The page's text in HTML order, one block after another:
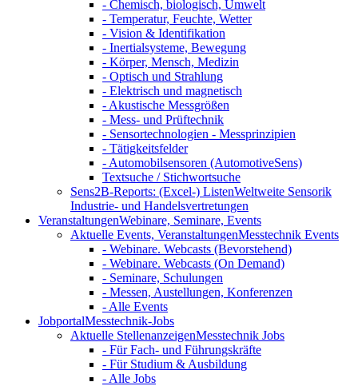
- Chemisch, biologisch, Umwelt
- Temperatur, Feuchte, Wetter
- Vision & Identifikation
- Inertialsysteme, Bewegung
- Körper, Mensch, Medizin
- Optisch und Strahlung
- Elektrisch und magnetisch
- Akustische Messgrößen
- Mess- und Prüftechnik
- Sensortechnologien - Messprinzipien
- Tätigkeitsfelder
- Automobilsensoren (AutomotiveSens)
Textsuche / Stichwortsuche
Sens2B-Reports: (Excel-) ListenWeltweite Sensorik
Industrie- und Handelsvertretungen
VeranstaltungenWebinare, Seminare, Events
Aktuelle Events, VeranstaltungenMesstechnik Events
- Webinare. Webcasts (Bevorstehend)
- Webinare. Webcasts (On Demand)
- Seminare, Schulungen
- Messen, Austellungen, Konferenzen
- Alle Events
JobportalMesstechnik-Jobs
Aktuelle StellenanzeigenMesstechnik Jobs
- Für Fach- und Führungskräfte
- Für Studium & Ausbildung
- Alle Jobs